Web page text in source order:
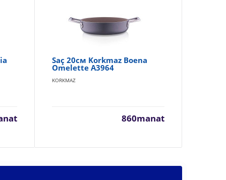
Saç 20см Korkmaz Boena
Omelette A3964
KORKMAZ
860manat